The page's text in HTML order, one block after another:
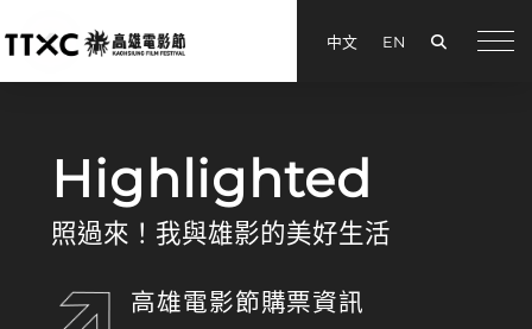
中文 EN
Highlighted
照過來！我與雄影的美好生活
高雄電影節購票資訊